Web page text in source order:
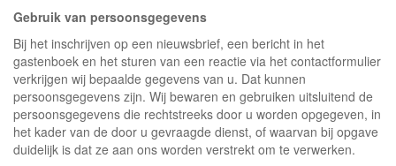
Gebruik van persoonsgegevens
Bij het inschrijven op een nieuwsbrief, een bericht in het
gastenboek en het sturen van een reactie via het contactformulier
verkrijgen wij bepaalde gegevens van u. Dat kunnen
persoonsgegevens zijn. Wij bewaren en gebruiken uitsluitend de
persoonsgegevens die rechtstreeks door u worden opgegeven, in
het kader van de door u gevraagde dienst, of waarvan bij opgave
duidelijk is dat ze aan ons worden verstrekt om te verwerken.